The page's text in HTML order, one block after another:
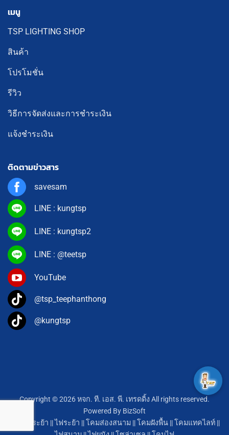
เมนู
TSP LIGHTING SHOP
สินค้า
โปรโมชั่น
รีวิว
วิธีการจัดส่งและการชำระเงิน
แจ้งชำระเงิน
ติดตามข่าวสาร
savesam
LINE : kungtsp
LINE : kungtsp2
LINE : @teetsp
YouTube
@tsp_teephanthong
@kungtsp
Copyright © 2026 หจก. ที. เอส. พี. เทรดดิ้ง All rights reserved.
Powered By BizSoft
โคมไฟระย้า ||ไฟระย้า ||โคมส่องสนาม ||โคมฝังพื้น||โคมแทคไลท์||